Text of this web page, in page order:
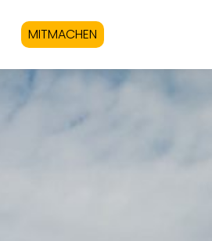
MITMACHEN